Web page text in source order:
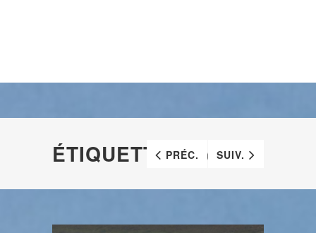
ÉTIQUETTE :RAIES
PRÉC. SUIV.